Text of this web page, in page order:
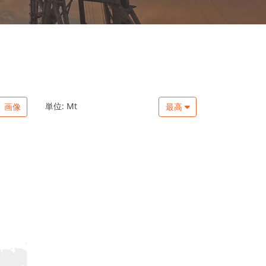
画像 単位: Mt 最高